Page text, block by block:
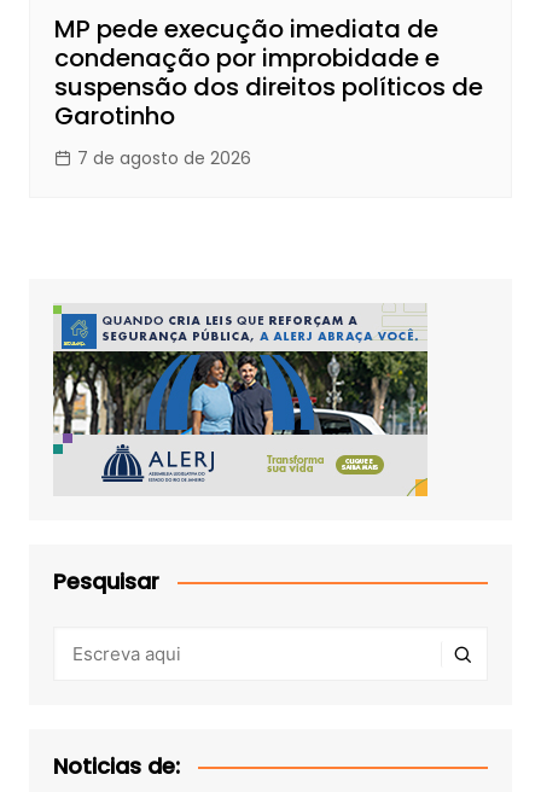
MP pede execução imediata de
condenação por improbidade e
suspensão dos direitos políticos de
Garotinho
7 de agosto de 2026
Pesquisar
Noticias de: